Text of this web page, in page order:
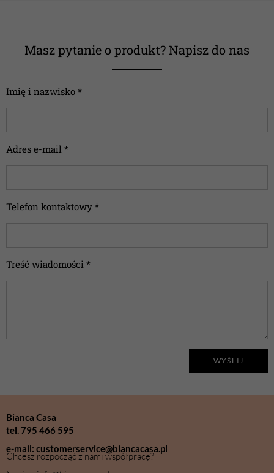
Masz pytanie o produkt? Napisz do nas
Imię i nazwisko *
Adres e-mail *
Telefon kontaktowy *
Treść wiadomości *
WYŚLIJ
Bianca Casa
tel. 795 466 595
e-mail: customerservice@biancacasa.pl
Chcesz rozpocząć z nami współpracę?